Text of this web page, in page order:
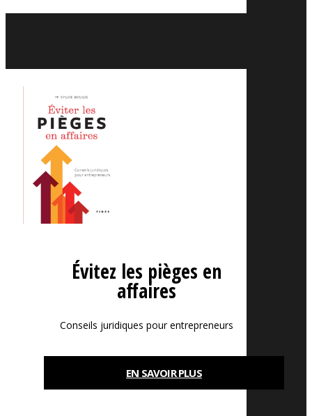
Évitez les pièges en
affaires
Conseils juridiques pour entrepreneurs
EN SAVOIR PLUS